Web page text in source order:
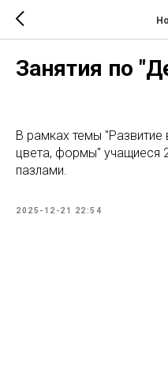
Занятия по
В рамках темы "Развитие
цвета, формы" учащиеся
пазлами.
2025-12-21 22:54